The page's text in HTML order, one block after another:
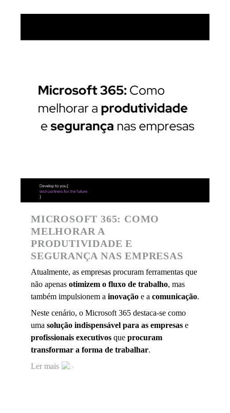
MICROSOFT 365: COMO
MELHORAR A
PRODUTIVIDADE E
SEGURANÇA NAS EMPRESAS
Atualmente, as empresas procuram ferramentas que
não apenas otimizem o fluxo de trabalho, mas
também impulsionem a inovação e a comunicação.
Neste cenário, o Microsoft 365 destaca-se como
uma solução indispensável para as empresas e
profissionais executivos que procuram
transformar a forma de trabalhar.
Ler mais